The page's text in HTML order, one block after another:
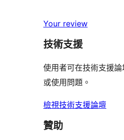
Your review
技術支援
使用者可在技術支援
或使用問題。
檢視技術支援論壇
贊助